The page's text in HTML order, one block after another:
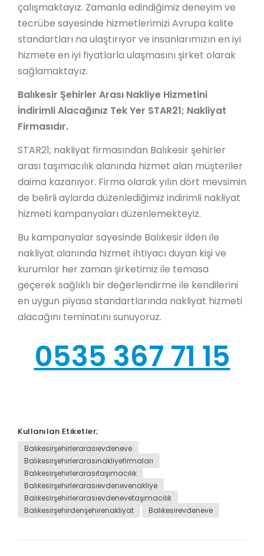
çalışmaktayız. Zamanla edindiğimiz deneyim ve
tecrübe sayesinde hizmetlerimizi Avrupa kalite
standartları na ulaştırıyor ve insanlarımızın en iyi
hizmete en iyi fiyatlarla ulaşmasını şirket olarak
sağlamaktayız.
Balıkesir Şehirler Arası Nakliye Hizmetini
İndirimli Alacağınız Tek Yer STAR21; Nakliyat
Firmasıdır.
STAR21; nakliyat firmasından Balıkesir şehirler
arası taşımacılık alanında hizmet alan müşteriler
daima kazanıyor. Firma olarak yılın dört mevsimin
de belirli aylarda düzenlediğimiz indirimli nakliyat
hizmeti kampanyaları düzenlemekteyiz.
Bu kampanyalar sayesinde Balıkesir ilden ile
nakliyat alanında hizmet ihtiyacı duyan kişi ve
kurumlar her zaman şirketimiz ile temasa
geçerek sağlıklı bir değerlendirme ile kendilerini
en uygun piyasa standartlarında nakliyat hizmeti
alacağını teminatını sunuyoruz.
0535 367 71 15
Kullanılan Etiketler;
Balıkesirşehirlerarasıevdeneve
Balıkesirşehirlerarasınakliyefirmaları
Balıkesirşehirlerarasıtaşımacılık
Balıkesirşehirlerarasıevdenevenakliye
Balıkesirşehirlerarasıevdenevetaşımacılık
Balıkesirşehirdenşehirenakliyat
Balıkesirevdeneve